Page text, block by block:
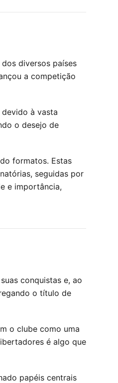
diversos países
a competição
à vasta
o desejo de
formatos. Estas
seguidas por
e importância,
conquistas e, ao
o título de
o clube como uma
é algo que
papéis centrais